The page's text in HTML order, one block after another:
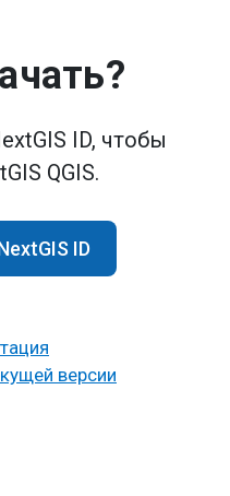
ID, чтобы
QGIS.
ID
версии